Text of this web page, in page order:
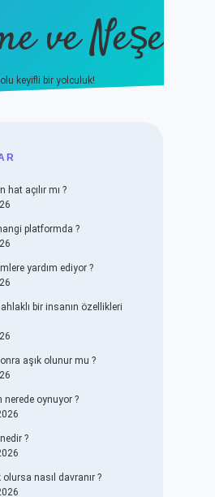
ve Neşe
keyifli bir yolculuk!
açılır mı ?
platformda ?
yardım ediyor ?
bir insanın özellikleri
aşık olunur mu ?
nerede oynuyor ?
?
olursa nasıl davranır ?